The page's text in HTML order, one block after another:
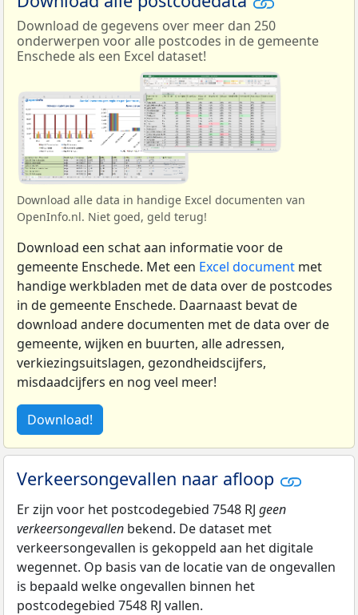
Download de gegevens over meer dan 250
onderwerpen voor alle postcodes in de gemeente
Enschede als een Excel dataset!
Download alle data in handige Excel documenten van
OpenInfo.nl. Niet goed, geld terug!
Download een schat aan informatie voor de
gemeente Enschede. Met een Excel document met
handige werkbladen met de data over de postcodes
in de gemeente Enschede. Daarnaast bevat de
download andere documenten met de data over de
gemeente, wijken en buurten, alle adressen,
verkiezingsuitslagen, gezondheidscijfers,
misdaadcijfers en nog veel meer!
Download!
Verkeersongevallen naar afloop
Er zijn voor het postcodegebied 7548 RJ geen
verkeersongevallen bekend. De dataset met
verkeersongevallen is gekoppeld aan het digitale
wegennet. Op basis van de locatie van de ongevallen
is bepaald welke ongevallen binnen het
postcodegebied 7548 RJ vallen.